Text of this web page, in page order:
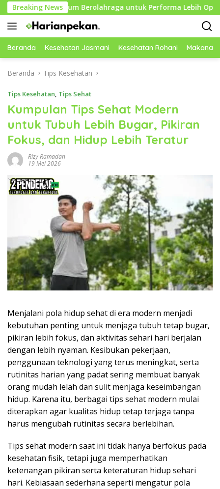
Langsung
ke
konten
Breaking News
Berolahraga untuk Performa Lebih Optimal
Beranda Kesehatan Jasmani Kesehatan Rohani Makanan
Beranda Tips Kesehatan
Tips Kesehatan, Tips Sehat
Kumpulan Tips Sehat Modern
untuk Tubuh Lebih Bugar, Pikiran
Fokus, dan Hidup Lebih Teratur
Rizy Ramadan
19 Mei 2026
Menjalani pola hidup sehat di era modern menjadi
kebutuhan penting untuk menjaga tubuh tetap bugar,
pikiran lebih fokus, dan aktivitas sehari hari berjalan
dengan lebih nyaman. Kesibukan pekerjaan,
penggunaan teknologi yang terus meningkat, serta
rutinitas harian yang padat sering membuat banyak
orang mudah lelah dan sulit menjaga keseimbangan
hidup. Karena itu, berbagai tips sehat modern mulai
diterapkan agar kualitas hidup tetap terjaga tanpa
harus mengubah rutinitas secara berlebihan.
Tips sehat modern saat ini tidak hanya berfokus pada
kesehatan fisik, tetapi juga memperhatikan
ketenangan pikiran serta keteraturan hidup sehari
hari. Kebiasaan sederhana seperti mengatur pola